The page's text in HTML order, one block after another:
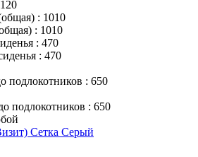
120
: 1010
: 1010
: 470
: 470
подлокотников : 650
подлокотников : 650
Сетка Серый